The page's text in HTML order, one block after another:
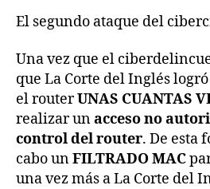
El segundo ataque del
Una vez que el
que La Corte del Inglés
el routerUNAS CUANTAS
realizar unacceso no
control del router. De esta
cabo unFILTRADO MAC
una vez más a La Corte del